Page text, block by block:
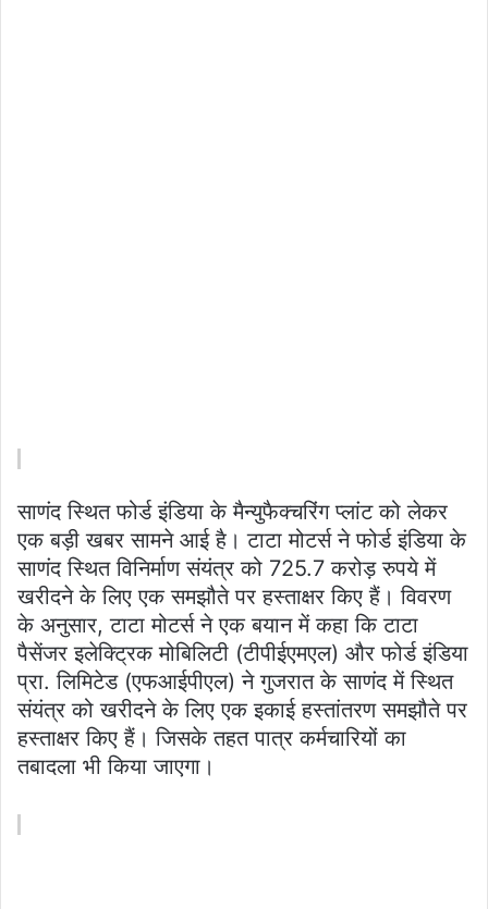
साणंद स्थित फोर्ड इंडिया के मैन्युफैक्चरिंग प्लांट को लेकर
एक बड़ी खबर सामने आई है। टाटा मोटर्स ने फोर्ड इंडिया के
साणंद स्थित विनिर्माण संयंत्र को 725.7 करोड़ रुपये में
खरीदने के लिए एक समझौते पर हस्ताक्षर किए हैं। विवरण
के अनुसार, टाटा मोटर्स ने एक बयान में कहा कि टाटा
पैसेंजर इलेक्ट्रिक मोबिलिटी (टीपीईएमएल) और फोर्ड इंडिया
प्रा. लिमिटेड (एफआईपीएल) ने गुजरात के साणंद में स्थित
संयंत्र को खरीदने के लिए एक इकाई हस्तांतरण समझौते पर
हस्ताक्षर किए हैं। जिसके तहत पात्र कर्मचारियों का
तबादला भी किया जाएगा।